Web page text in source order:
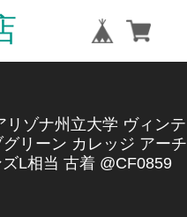
ゾナ州立大学 ヴィンテ
リーン カレッジ アーチ
L相当 古着 @CF0859